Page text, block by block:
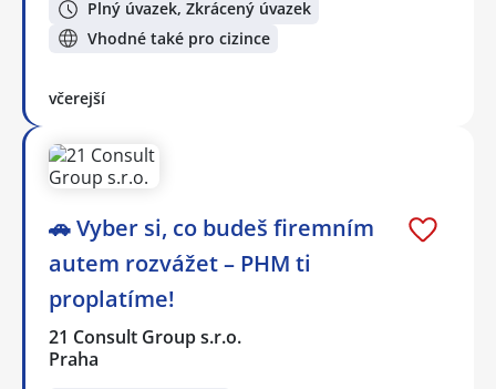
Plný úvazek, Zkrácený úvazek
Vhodné také pro cizince
včerejší
🚗 Vyber si, co budeš firemním
autem rozvážet – PHM ti
proplatíme!
21 Consult Group s.r.o.
Praha